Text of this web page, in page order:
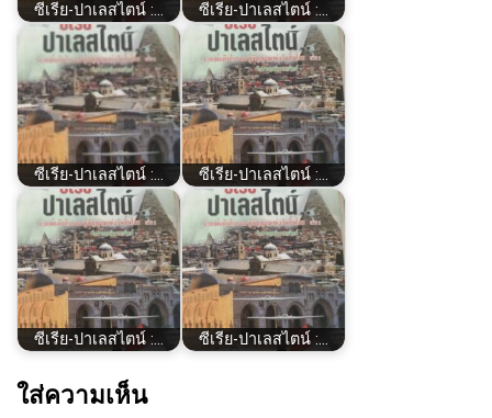
ซีเรีย​-ปาเลสไตน์​ :… ซีเรีย​-ปาเลสไตน์​ :…
ซีเรีย​-ปาเลสไตน์​ :… ซีเรีย​-ปาเลสไตน์​ :…
ซีเรีย​-ปาเลสไตน์​ :… ซีเรีย​-ปาเลสไตน์​ :…
ใส่ความเห็น